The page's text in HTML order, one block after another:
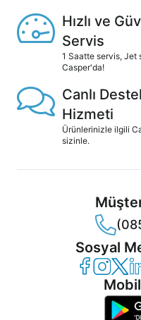
Hızlı ve
Servis
1 Saatte servis, Jet
Casper'da!
Canlı
Hizmeti
Ürünlerinizle ilgili
sizinle.
Sosyal
Casper
Casper